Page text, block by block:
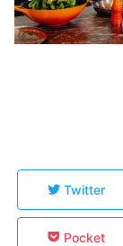
Twitter
Pocket